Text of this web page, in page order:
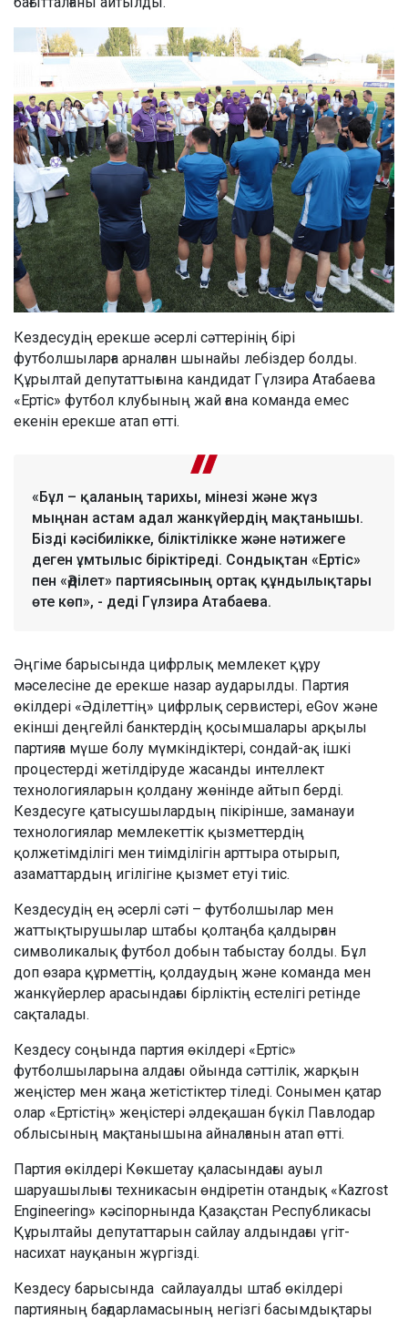
Кездесудің ерекше әсерлі сәттерінің бірі
футболшыларға арналған шынайы лебіздер болды.
Құрылтай депутаттығына кандидат Гүлзира Атабаева
«Ертіс» футбол клубының жай ғана команда емес
екенін ерекше атап өтті.
«Бұл – қаланың тарихы, мінезі және жүз
мыңнан астам адал жанкүйердің мақтанышы.
Бізді кәсібилікке, біліктілікке және нәтижеге
деген ұмтылыс біріктіреді. Сондықтан «Ертіс»
пен «Әділет» партиясының ортақ құндылықтары
өте көп», - деді Гүлзира Атабаева.
Әңгіме барысында цифрлық мемлекет құру
мәселесіне де ерекше назар аударылды. Партия
өкілдері «Әділеттің» цифрлық сервистері, eGov және
екінші деңгейлі банктердің қосымшалары арқылы
партияға мүше болу мүмкіндіктері, сондай-ақ ішкі
процестерді жетілдіруде жасанды интеллект
технологияларын қолдану жөнінде айтып берді.
Кездесуге қатысушылардың пікірінше, заманауи
технологиялар мемлекеттік қызметтердің
қолжетімділігі мен тиімділігін арттыра отырып,
азаматтардың игілігіне қызмет етуі тиіс.
Кездесудің ең әсерлі сәті – футболшылар мен
жаттықтырушылар штабы қолтаңба қалдырған
символикалық футбол добын табыстау болды. Бұл
доп өзара құрметтің, қолдаудың және команда мен
жанкүйерлер арасындағы бірліктің естелігі ретінде
сақталады.
Кездесу соңында партия өкілдері «Ертіс»
футболшыларына алдағы ойында сәттілік, жарқын
жеңістер мен жаңа жетістіктер тіледі. Сонымен қатар
олар «Ертістің» жеңістері әлдеқашан бүкіл Павлодар
облысының мақтанышына айналғанын атап өтті.
Партия өкілдері Көкшетау қаласындағы ауыл
шаруашылығы техникасын өндіретін отандық «Kazrost
Engineering» кәсіпорнында Қазақстан Республикасы
Құрылтайы депутаттарын сайлау алдындағы үгіт-
насихат науқанын жүргізді.
Кездесу барысында сайлауалды штаб өкілдері
партияның бағдарламасының негізгі басымдықтары